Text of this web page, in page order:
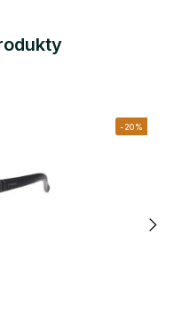
-20%